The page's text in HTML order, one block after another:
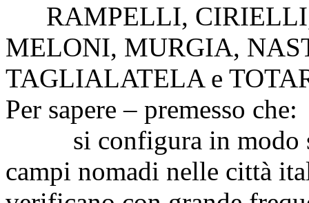
RAMPELLI, CIRIELLI
MELONI, MURGIA,
TAGLIALATELA e
Per sapere – premesso che:
si configura in modo
campi nomadi nelle città